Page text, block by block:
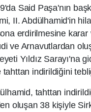
Said Paşa'nın
II. Abdülhamid'in
erdirilmesine
ve Arnavutlardan
Yıldız Sarayı'na
tahttan indirildiğini
tahttan
oluşan 38 kişiyle